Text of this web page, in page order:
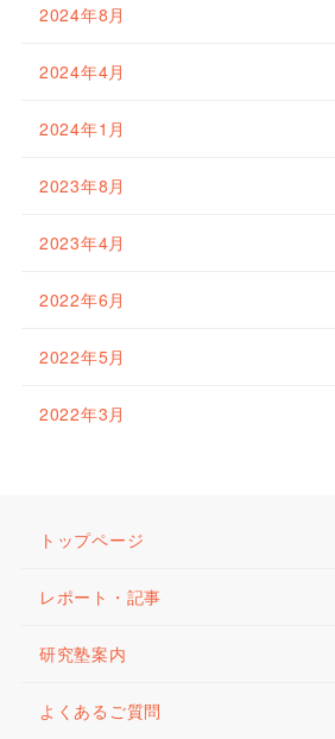
2024年8月
2024年4月
2024年1月
2023年8月
2023年4月
2022年6月
2022年5月
2022年3月
トップページ
レポート・記事
研究塾案内
よくあるご質問